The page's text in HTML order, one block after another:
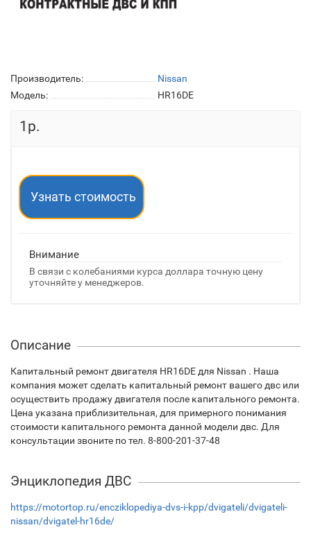
Производитель:
Nissan
Модель:
HR16DE
1р.
Узнать стоимость
Внимание
В связи с колебаниями курса доллара точную цену
уточняйте у менеджеров.
Описание
Капитальный ремонт двигателя HR16DE для Nissan . Наша
компания может сделать капитальный ремонт вашего двс или
осуществить продажу двигателя после капитального ремонта.
Цена указана приблизительная, для примерного понимания
стоимости капитального ремонта данной модели двс. Для
консультации звоните по тел. 8-800-201-37-48
Энциклопедия ДВС
https://motortop.ru/encziklopediya-dvs-i-kpp/dvigateli/dvigateli-
nissan/dvigatel-hr16de/